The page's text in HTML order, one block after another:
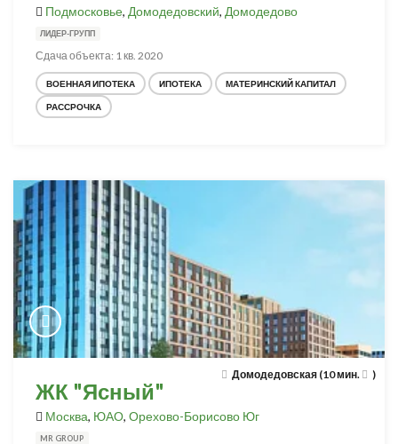
Подмосковье, Домодедовский, Домодедово
ЛИДЕР-ГРУПП
Сдача объекта: 1 кв. 2020
ВОЕННАЯ ИПОТЕКА ИПОТЕКА МАТЕРИНСКИЙ КАПИТАЛ
РАССРОЧКА
Домодедовская (10 мин. )
ЖК "Ясный"
Москва, ЮАО, Орехово-Борисово Юг
MR GROUP